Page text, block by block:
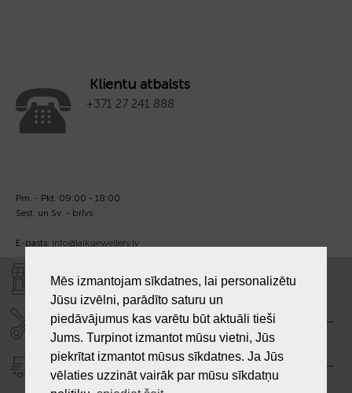
Klientu atbalsts
+371 27 241 888
Pm. - Pkt. 09:00 - 18:00
Sest. un Sv. - brīvs.
E-pasts: info@laiksjewellery.lv
VEIKALI "LAIKS"
SERVISA CENTRS "LAIKS"
PIEGĀDE
Mēs izmantojam sīkdatnes, lai personalizētu
Jūsu izvēlni, parādīto saturu un
piedāvājumus kas varētu būt aktuāli tieši
Jums. Turpinot izmantot mūsu vietni, Jūs
piekrītat izmantot mūsus sīkdatnes. Ja Jūs
vēlaties uzzināt vairāk par mūsu sīkdatņu